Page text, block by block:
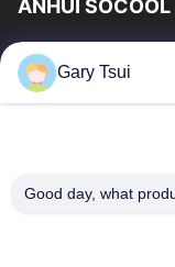
ANHUI SOCOOL
Schnelle Links
Haus
Treten Sie Mit Uns In
Gary Tsui
Good day, what